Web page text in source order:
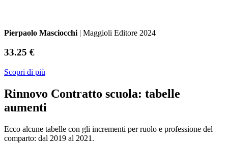
Pierpaolo Masciocchi | Maggioli Editore 2024
33.25 €
Scopri di più
Rinnovo Contratto scuola: tabelle
aumenti
Ecco alcune tabelle con gli incrementi per ruolo e professione del
comparto: dal 2019 al 2021.